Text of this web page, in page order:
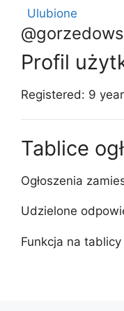
Ulubione
Profil
Registered: 9
Tablice
Ogłoszenia
Udzielone
Funkcja na